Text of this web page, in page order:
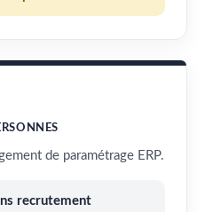
de paramétrage ERP.
recrutement